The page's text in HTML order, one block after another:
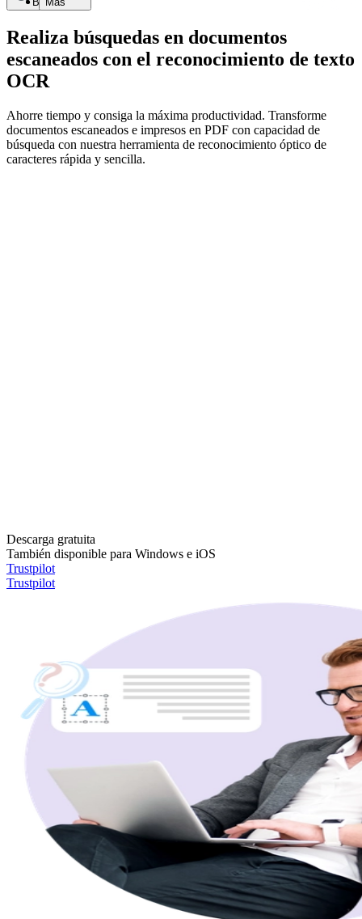
Realiza búsquedas en documentos
escaneados con el reconocimiento de texto
OCR
Ahorre tiempo y consiga la máxima productividad. Transforme
documentos escaneados e impresos en PDF con capacidad de
búsqueda con nuestra herramienta de reconocimiento óptico de
caracteres rápida y sencilla.
Descarga gratuita
También disponible para Windows e iOS
Trustpilot
Trustpilot